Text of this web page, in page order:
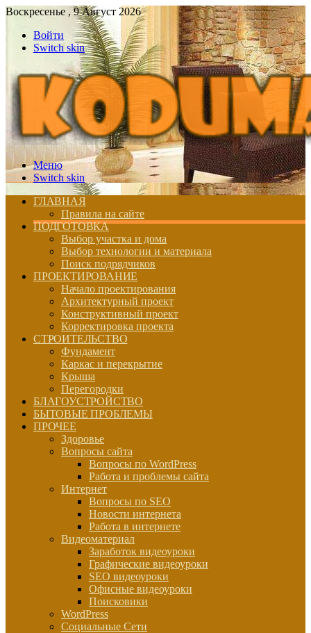
Воскресенье , 9 Август 2026
Войти
Switch skin
Меню
Switch skin
ГЛАВНАЯ
Правила на сайте
ПОДГОТОВКА
Выбор участка и дома
Выбор технологии и материала
Поиск подрядчиков
ПРОЕКТИРОВАНИЕ
Начало проектирования
Архитектурный проект
Конструктивный проект
Корректировка проекта
СТРОИТЕЛЬСТВО
Фундамент
Каркас и перекрытие
Крыша
Перегородки
БЛАГОУСТРОЙСТВО
БЫТОВЫЕ ПРОБЛЕМЫ
ПРОЧЕЕ
Здоровье
Вопросы сайта
Вопросы по WordPress
Работа и проблемы сайта
Интернет
Вопросы по SEO
Новости интернета
Работа в интернете
Видеоматериал
Заработок видеоуроки
Графические видеоуроки
SEO видеоуроки
Офисные видеоуроки
Поисковики
WordPress
Социальные Сети